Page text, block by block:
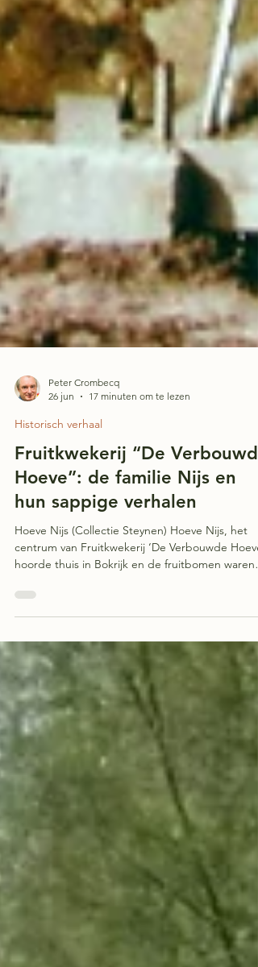
Peter Crombecq
17 minuten om te lezen
Historisch verhaal
Fruitkwekerij “De Verbouwde
Hoeve”: de familie Nijs en
hun sappige verhalen
Hoeve Nijs (Collectie Steynen) Hoeve Nijs, het
centrum van Fruitkwekerij ‘De Verbouwde
geworteld in de Edegemse grond. Vandaag is de
hoeve niet in Bokrijk en de fruitbomen zijn
uitgetrokken. Maar niet in onze herinneringen.
Het gehucht De Verbrande Hoeve Een kaart van
1806 van het gehucht ‘De Verbrande Hoeve’, ook
‘De Verbaerde Hoeve’ genoemd, met daarop
Hoeve Nijs (12) en de Verbaerde Hoefschen
Kerkweg (Sentier 13).